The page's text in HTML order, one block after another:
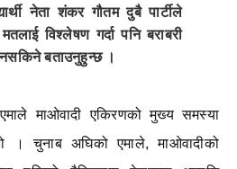
नेता शंकर गौतम दुबै पार्टीले
विश्लेषण गर्दा पनि बराबरी
बताउनुहुन्छ ।
माओवादी एकिरणको मुख्य समस्या
। चुनाब अघिको एमाले, माओवादीको